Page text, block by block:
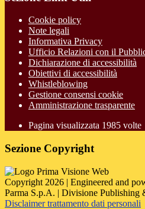
Cookie policy
Note legali
Informativa Privacy
Ufficio Relazioni con il
Dichiarazione di accessibilità
Obiettivi di accessibilità
Whistleblowing
Gestione consensi cookie
Amministrazione trasparente
Pagina visualizzata 1985 volte
Sezione Copyright
Copyright 2026 | Engineered and
Parma S.p.A. | Divisione Publishing
Disclaimer trattamento dati personali